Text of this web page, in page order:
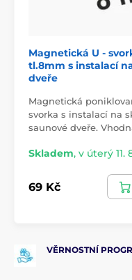
Magnetická U -
tl.8mm s instalací
dveře
Magnetická
svorka s instalací na
saunové dveře.
Skladem, v úterý 11.
69 Kč
VĚRNOSTNÍ